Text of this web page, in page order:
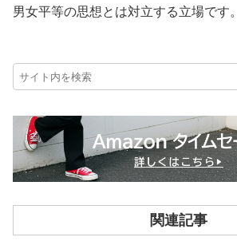
男女平等の思想とは対立する立場です。
関連記事